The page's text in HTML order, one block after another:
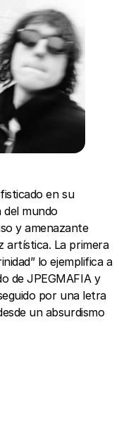
en su
mundo
y amenazante
artística. La primera
lo ejemplifica a
de JPEGMAFIA y
por una letra
un absurdismo